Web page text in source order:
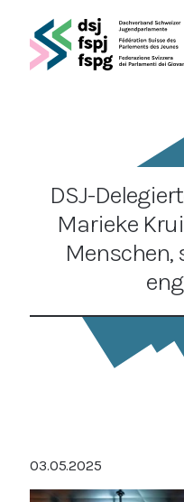
DSJ-
Marieke
Menschen,
03.05.2025